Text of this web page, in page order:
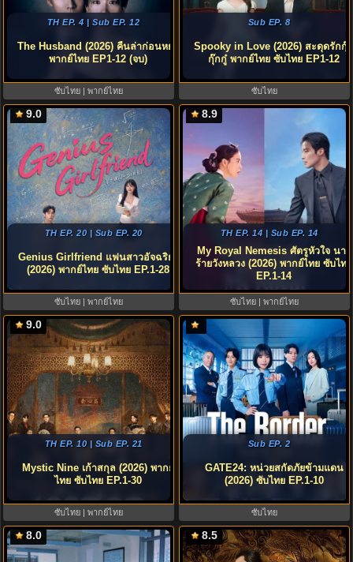
TH EP. 4 | Sub EP. 12
The Husband (2026) คืนล่าก่อนหย่า
พากย์ไทย EP1-12 (จบ)
ซับไทย | พากย์ไทย
Sub EP. 8
Spooky in Love (2026) สะดุดรักกุ๊ก
กุ๊กกู๋ พากย์ไทย ซับไทย EP1-12
ซับไทย
9.0
TH EP. 20 | Sub EP. 20
Genius Girlfriend แฟนสาวอัจฉริยะ
(2026) พากย์ไทย ซับไทย EP.1-28
ซับไทย | พากย์ไทย
8.9
TH EP. 14 | Sub EP. 14
My Royal Nemesis ศัตรูหัวใจ นาง
ร้ายวังหลวง (2026) พากย์ไทย ซับไทย
EP.1-14
ซับไทย | พากย์ไทย
9.0
TH EP. 10 | Sub EP. 21
Mystic Nine เก้าสกุล (2026) พากย์
ไทย ซับไทย EP.1-30
ซับไทย | พากย์ไทย
Sub EP. 2
GATE24: หน่วยสกัดภัยข้ามแดน
(2026) ซับไทย EP.1-10
ซับไทย
8.0 8.5